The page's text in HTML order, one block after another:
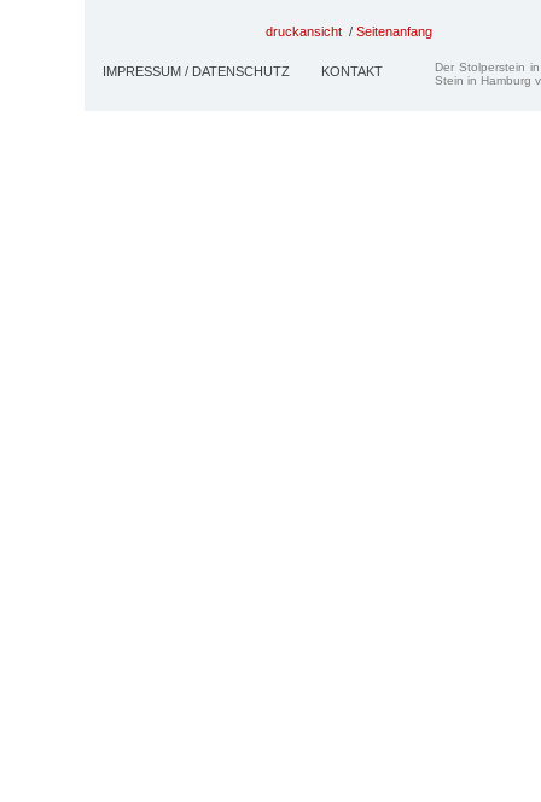
druckansicht / Seitenanfang
IMPRESSUM / DATENSCHUTZ KONTAKT
Der Stolperstein
Stein in Hamburg